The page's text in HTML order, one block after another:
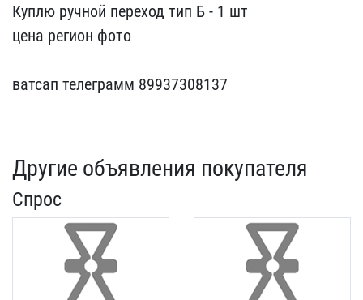
Куплю ручной переход тип​ Б - 1 шт
цена регион фо​то
ватсап телеграмм 899​37308137
Другие объявления покупателя
Спрос